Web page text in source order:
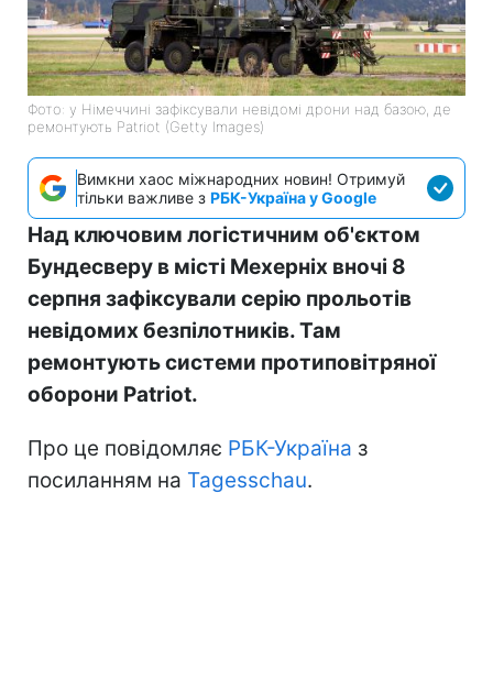
Фото: у Німеччині зафіксували невідомі дрони над базою, де
ремонтують Patriot (Getty Images)
Вимкни хаос міжнародних новин! Отримуй
тільки важливе з РБК-Україна у Google
Над ключовим логістичним об'єктом
Бундесверу в місті Мехерніх вночі 8
серпня зафіксували серію прольотів
невідомих безпілотників. Там
ремонтують системи протиповітряної
оборони Patriot.
Про це повідомляє РБК-Україна з
посиланням на Tagesschau.